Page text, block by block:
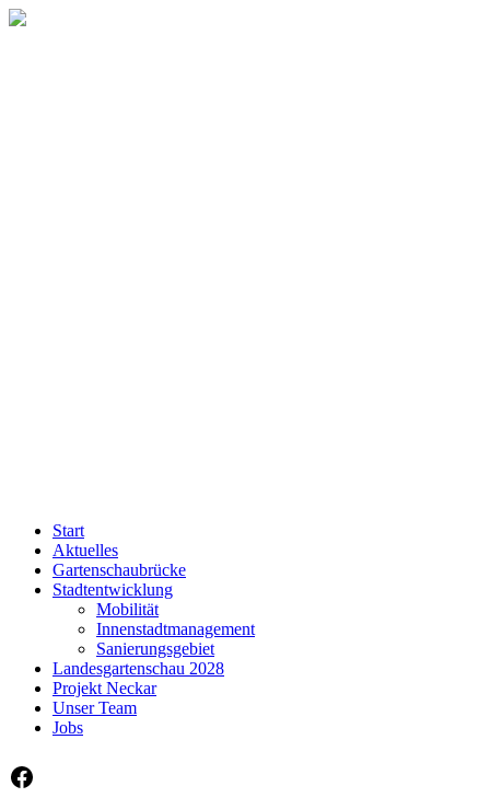
Start
Aktuelles
Gartenschaubrücke
Stadtentwicklung
Mobilität
Innenstadtmanagement
Sanierungsgebiet
Landesgartenschau 2028
Projekt Neckar
Unser Team
Jobs
Facebook